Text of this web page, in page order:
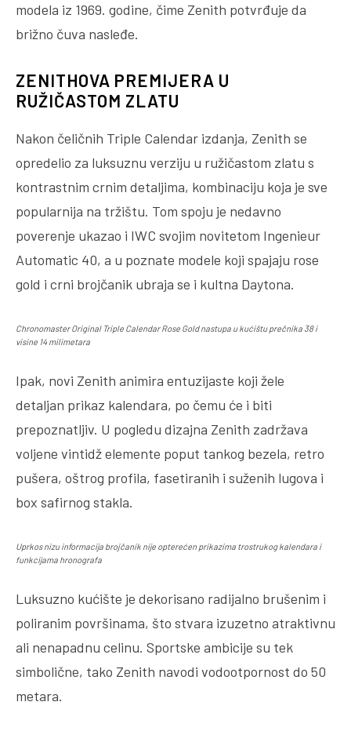
modela iz 1969. godine, čime Zenith potvrđuje da
brižno čuva nasleđe.
ZENITHOVA PREMIJERA U
RUŽIČASTOM ZLATU
Nakon čeličnih Triple Calendar izdanja, Zenith se
opredelio za luksuznu verziju u ružičastom zlatu s
kontrastnim crnim detaljima, kombinaciju koja je sve
popularnija na tržištu. Tom spoju je nedavno
poverenje ukazao i IWC svojim novitetom Ingenieur
Automatic 40, a u poznate modele koji spajaju rose
gold i crni brojčanik ubraja se i kultna Daytona.
Chronomaster Original Triple Calendar Rose Gold nastupa u kućištu prečnika 38 i
visine 14 milimetara
Ipak, novi Zenith animira entuzijaste koji žele
detaljan prikaz kalendara, po čemu će i biti
prepoznatljiv. U pogledu dizajna Zenith zadržava
voljene vintidž elemente poput tankog bezela, retro
pušera, oštrog profila, fasetiranih i suženih lugova i
box safirnog stakla.
Uprkos nizu informacija brojčanik nije opterećen prikazima trostrukog kalendara i
funkcijama hronografa
Luksuzno kućište je dekorisano radijalno brušenim i
poliranim površinama, što stvara izuzetno atraktivnu
ali nenapadnu celinu. Sportske ambicije su tek
simbolične, tako Zenith navodi vodootpornost do 50
metara.